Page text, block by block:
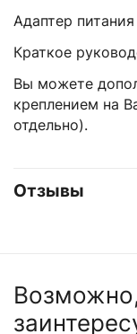
Адаптер питания
Краткое
Вы можете
креплением на
отдельно).
Отзывы